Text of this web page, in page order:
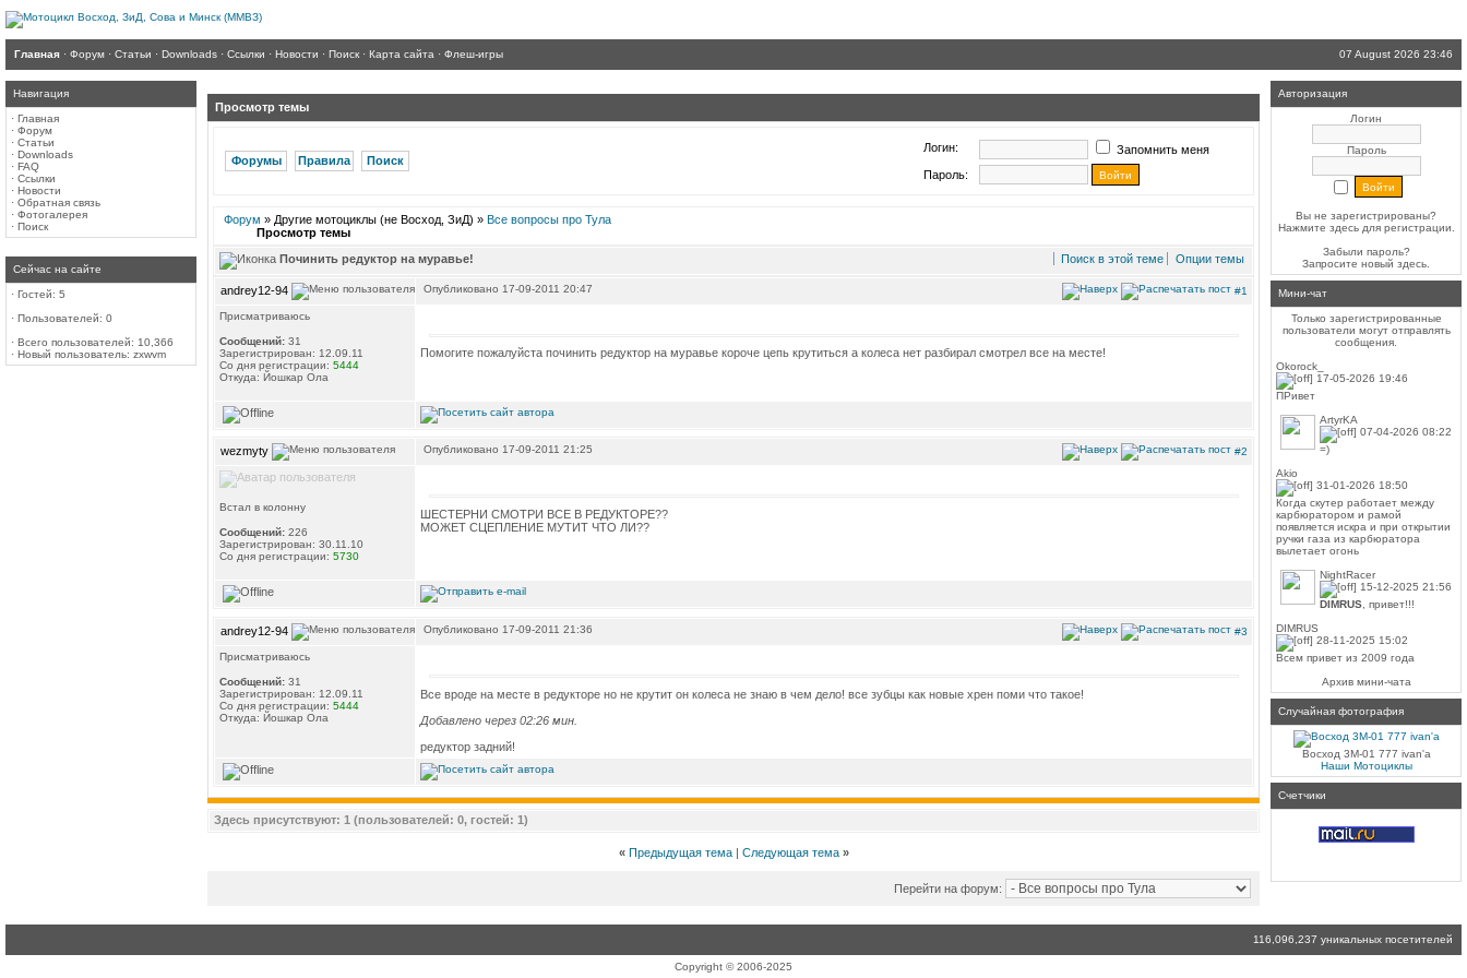
Главная · Форум · Статьи · Downloads · Ссылки · Новости · Поиск · Карта сайта · Флеш-игры 07 August 2026 23:46
Навигация
· Главная
· Форум
· Статьи
· Downloads
· FAQ
· Ссылки
· Новости
· Обратная связь
· Фотогалерея
· Поиск
Сейчас на сайте
· Гостей: 5
· Пользователей: 0
· Всего пользователей: 10,366
· Новый пользователь: zxwvm
Просмотр темы
Форумы Правила Поиск
Логин:
Запомнить меня
Пароль:
Форум » Другие мотоциклы (не Восход, ЗиД) » Все вопросы про Тула
Просмотр темы
Поиск в этой теме
Опции темы
Починить редуктор на муравье!
andrey12-94 #1
Опубликовано 17-09-2011 20:47
Присматриваюсь
Сообщений: 31
Зарегистрирован: 12.09.11
Со дня регистрации: 5444
Откуда: Йошкар Ола
Помогите пожалуйста починить редуктор на муравье короче цепь крутиться а колеса нет разбирал смотрел все на месте!
wezmyty #2
Опубликовано 17-09-2011 21:25
Встал в колонну
Сообщений: 226
Зарегистрирован: 30.11.10
Со дня регистрации: 5730
ШЕСТЕРНИ СМОТРИ ВСЕ В РЕДУКТОРЕ??
МОЖЕТ СЦЕПЛЕНИЕ МУТИТ ЧТО ЛИ??
andrey12-94 #3
Опубликовано 17-09-2011 21:36
Присматриваюсь
Сообщений: 31
Зарегистрирован: 12.09.11
Со дня регистрации: 5444
Откуда: Йошкар Ола
Все вроде на месте в редукторе но не крутит он колеса не знаю в чем дело! все зубцы как новые хрен поми что такое!
Добавлено через 02:26 мин.
редуктор задний!
Здесь присутствуют: 1 (пользователей: 0, гостей: 1)
« Предыдущая тема| Следующая тема»
Перейти на форум:
Авторизация
Логин
Пароль
Вы не зарегистрированы?
Нажмите здесьдля регистрации.
Забыли пароль?
Запросите новый здесь.
Мини-чат
Только зарегистрированные
пользователи могут отправлять
сообщения.
Okorock_
17-05-2026 19:46
ПРивет
ArtyrKA
07-04-2026 08:22
=)
Akio
31-01-2026 18:50
Когда скутер работает между
карбюратором и рамой
появляется искра и при открытии
ручки газа из карбюратора
вылетает огонь
NightRacer
15-12-2025 21:56
DIMRUS , привет!!!
DIMRUS
28-11-2025 15:02
Всем привет из 2009 года
Архив мини-чата
Случайная фотография
Восход 3М-01 777 ivan'a
Наши Мотоциклы
Счетчики
116,096,237 уникальных посетителей
Copyright © 2006-2025